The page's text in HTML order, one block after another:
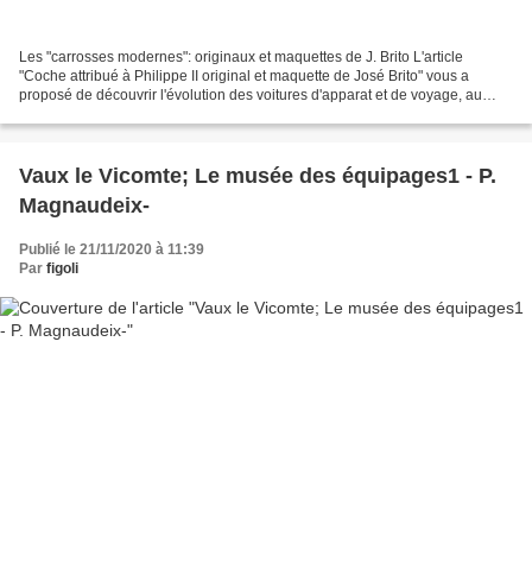
Les "carrosses modernes": originaux et maquettes de J. Brito L'article
"Coche attribué à Philippe II original et maquette de José Brito" vous a
proposé de découvrir l'évolution des voitures d'apparat et de voyage, au
Vaux le Vicomte; Le musée des équipages1 - P.
Magnaudeix-
Publié le 21/11/2020 à 11:39
Par figoli